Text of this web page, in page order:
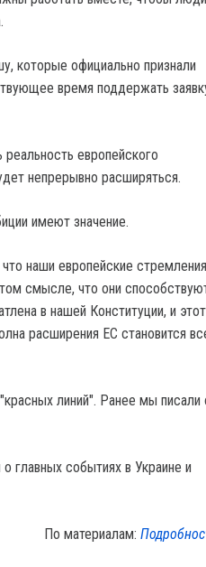
которые официально признали
время поддержать
европейского
непрерывно расширяться.
имеют значение.
наши европейские стремления
смысле, что они
в нашей Конституции, и этот
расширения ЕС становится
линий". Ранее мы писали
главных событиях в Украине и
По материалам: